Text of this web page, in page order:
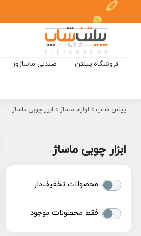
فروشگاه پیلتن صندلی ماساژور
پیلتن شاپ » لوازم ماساژ » ابزار چوبی ماساژ
ابزار چوبی ماساژ
محصولات تخفیف‌دار
فقط محصولات موجود